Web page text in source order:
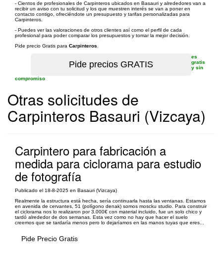
- Cientos de profesionales de Carpinteros ubicados en Basauri y alrededores van a
recibir un aviso con tu solicitud y los que muestren interés se van a poner en
contacto contigo, ofreciéndote un presupuesto y tarifas personalizadas para
Carpinteros.
- Puedes ver las valoraciones de otros clientes así como el perfil de cada
profesional para poder comparar los presupuestos y tomar la mejor decisión.
Pide precio Gratis para Carpinteros
es
gratis
y sin
compromiso
Otras solicitudes de
Carpinteros Basauri (Vizcaya)
Carpintero para fabricación a
medida para ciclorama para estudio
de fotografía
Publicado el 18-8-2025 en Basauri (Vizcaya)
Realmente la estructura está hecha, sería continuarla hasta las ventanas. Estamos
en avenida de cervantes, 51 (polígono denak) somos moscku studio. Para construir
el ciclorama nos lo realizaron por 3.000€ con material incluido, fue un solo chico y
tardó alrededor de dos semanas. Esta vez como no hay que hacer el suelo
creemos que se tardaría menos pero lo dejaríamos en las manos tuyas que eres...
Pide Precio Gratis